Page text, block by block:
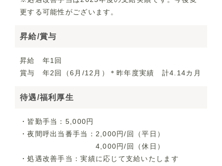
更する可能性がございます。
昇給/賞与
昇給 年1回
賞与 年2回（6月/12月）＊昨年度実績 計4.14カ月
待遇/福利厚生
・皆勤手当：5,000円
・夜間呼出当番手当：2,000円/回（平日）
4,000円/回（休日）
・処遇改善手当：実績に応じて支給いたします